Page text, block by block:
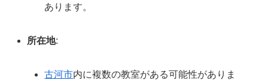
あります。
所在地:
古河市内に複数の教室がある可能性がありま